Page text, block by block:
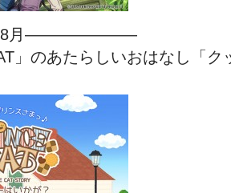
月———————
」のあたらしいおはなし「